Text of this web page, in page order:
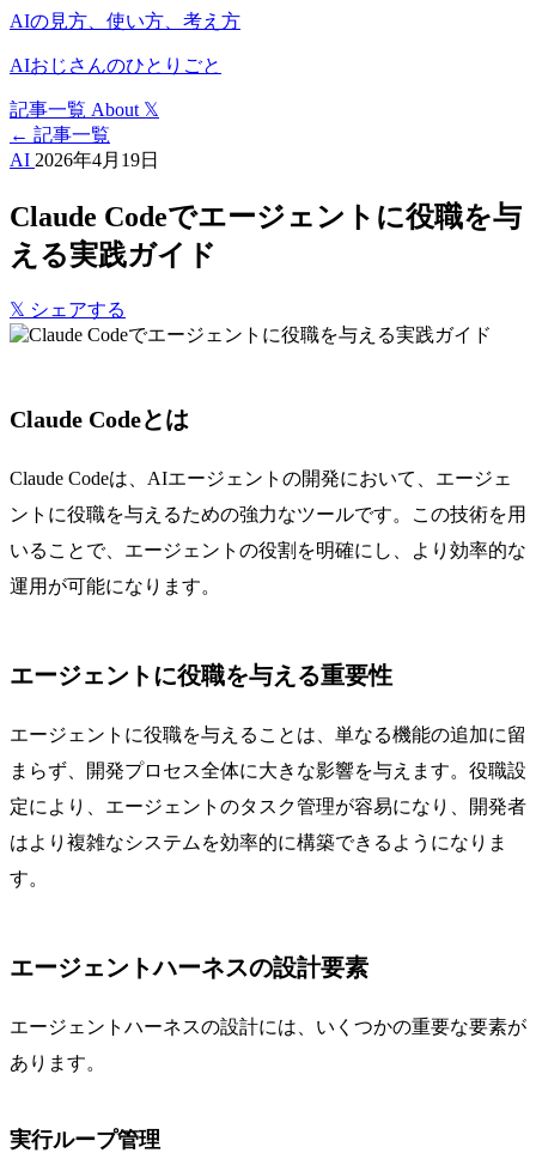
AIの見方、使い方、考え方
AIおじさんのひとりごと
記事一覧 About 𝕏
← 記事一覧
AI 2026年4月19日
Claude Codeでエージェントに役職を与
える実践ガイド
𝕏 シェアする
Claude Codeとは
Claude Codeは、AIエージェントの開発において、エージェ
ントに役職を与えるための強力なツールです。この技術を用
いることで、エージェントの役割を明確にし、より効率的な
運用が可能になります。
エージェントに役職を与える重要性
エージェントに役職を与えることは、単なる機能の追加に留
まらず、開発プロセス全体に大きな影響を与えます。役職設
定により、エージェントのタスク管理が容易になり、開発者
はより複雑なシステムを効率的に構築できるようになりま
す。
エージェントハーネスの設計要素
エージェントハーネスの設計には、いくつかの重要な要素が
あります。
実行ループ管理